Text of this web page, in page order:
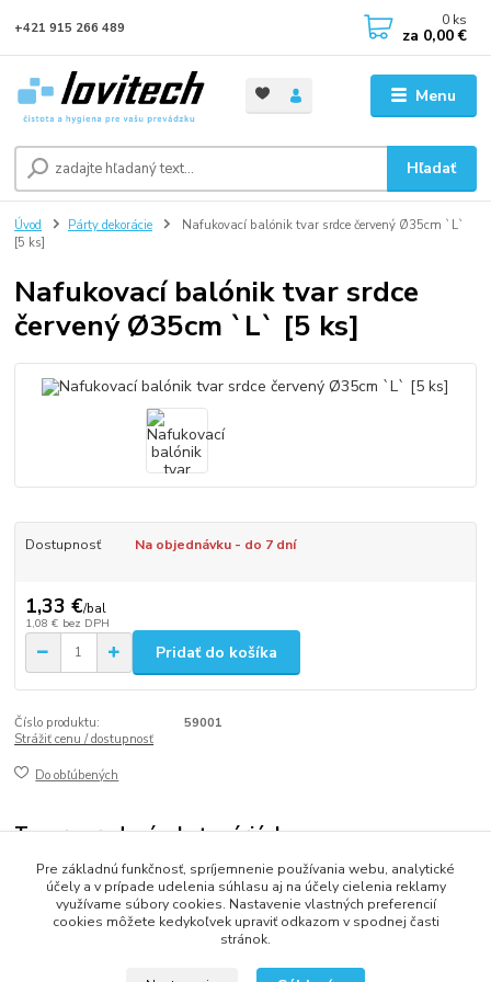
Menu
Hľadať
+421 915 266 489 0 ks
za 0,00 €
Úvod Párty dekorácie
Nafukovací balónik tvar srdce červený Ø35cm `L`
[5 ks]
Nafukovací balónik tvar srdce
červený Ø35cm `L` [5 ks]
Dostupnosť Na objednávku - do 7 dní
1,33 €/bal
1,08 € bez DPH
Pridať do košíka
Číslo produktu:
59001
Strážiť cenu / dostupnosť
Do obľúbených
Tovar zaradený v kategóriách
Párty dekorácie
Pre základnú funkčnosť, spríjemnenie používania webu, analytické
účely a v prípade udelenia súhlasu aj na účely cielenia reklamy
využívame súbory cookies. Nastavenie vlastných preferencií
cookies môžete kedykoľvek upraviť odkazom v spodnej časti
stránok.